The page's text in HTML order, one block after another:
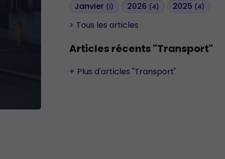
Janvier (1) 2026 (4) 2025 (4)
Tous les articles
Articles récents "Transport"
Plus d'articles "Transport"